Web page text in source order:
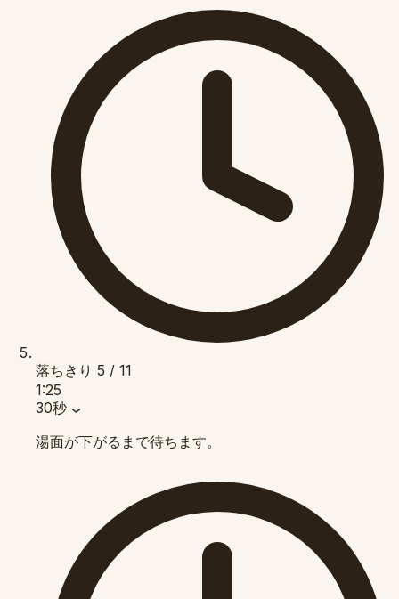
落ちきり 5 / 11
1:25
30秒
湯面が下がるまで待ちます。